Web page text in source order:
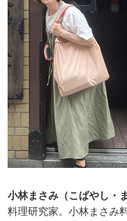
旅の余
小林まさみ（こばやし・
料理研究家。小林まさみ